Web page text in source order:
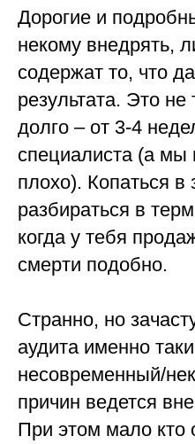
Дорогие и
некому внедрять,
содержат то, что
результата. Это не
долго – от 3-4
специалиста (а мы
плохо). Копаться в
разбираться в
когда у тебя
смерти подобно.
Странно, но
аудита именно
несовременный/
причин ведется
При этом мало кто